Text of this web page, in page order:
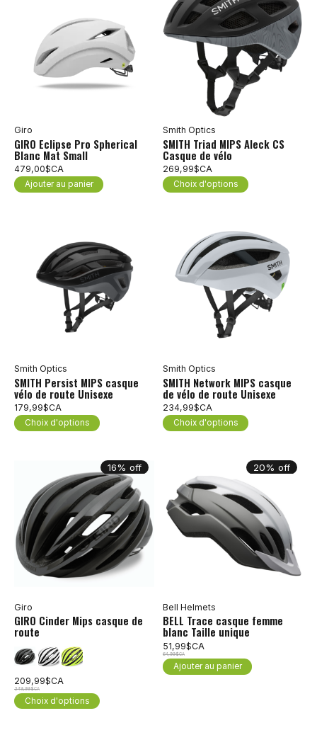
Giro
GIRO Eclipse Pro Spherical
Blanc Mat Small
479,00$CA
Ajouter au panier
Smith Optics
SMITH Triad MIPS Aleck CS
Casque de vélo
269,99$CA
Choix d'options
Smith Optics
SMITH Persist MIPS casque
vélo de route Unisexe
179,99$CA
Choix d'options
Smith Optics
SMITH Network MIPS casque
de vélo de route Unisexe
234,99$CA
Choix d'options
16% off
Giro
GIRO Cinder Mips casque de
route
209,99$CA
249,99$CA
Choix d'options
20% off
Bell Helmets
BELL Trace casque femme
blanc Taille unique
51,99$CA
64,99$CA
Ajouter au panier